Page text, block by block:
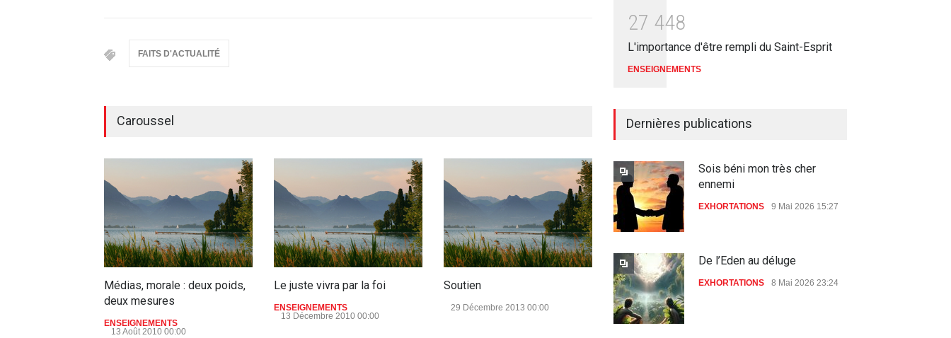
FAITS D'ACTUALITÉ
Caroussel
Médias, morale : deux poids,
deux mesures
ENSEIGNEMENTS
13 Août 2010 00:00
Le juste vivra par la foi
ENSEIGNEMENTS
13 Décembre 2010 00:00
Soutien
29 Décembre 2013 00:00
Le langage de Dieu
ENSEIGNEMENTS
15 Juillet 2011 00:00
27 448
L'importance d'être rempli du Saint-Esprit
ENSEIGNEMENTS
Dernières publications
Sois béni mon très cher
ennemi
EXHORTATIONS 9 Mai 2026 15:27
De l’Eden au déluge
EXHORTATIONS 8 Mai 2026 23:24